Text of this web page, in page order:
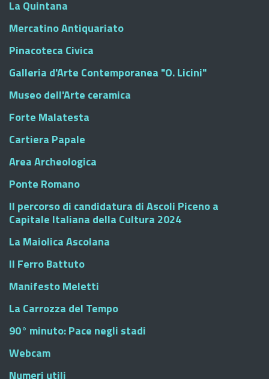
La Quintana
Mercatino Antiquariato
Pinacoteca Civica
Galleria d'Arte Contemporanea "O. Licini"
Museo dell'Arte ceramica
Forte Malatesta
Cartiera Papale
Area Archeologica
Ponte Romano
Il percorso di candidatura di Ascoli Piceno a
Capitale Italiana della Cultura 2024
La Maiolica Ascolana
Il Ferro Battuto
Manifesto Meletti
La Carrozza del Tempo
90° minuto: Pace negli stadi
Webcam
Numeri utili